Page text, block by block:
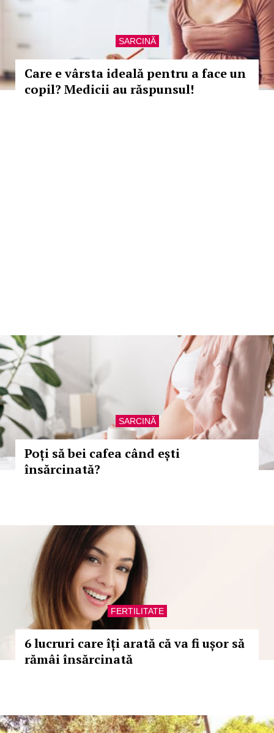
SARCINĂ
Care e vârsta ideală pentru a face un
copil? Medicii au răspunsul!
SARCINĂ
Poți să bei cafea când ești
însărcinată?
FERTILITATE
6 lucruri care îți arată că va fi ușor să
rămâi însărcinată